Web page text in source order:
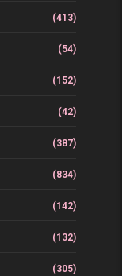
(413)
(54)
(152)
(42)
(387)
(834)
(142)
(132)
(305)